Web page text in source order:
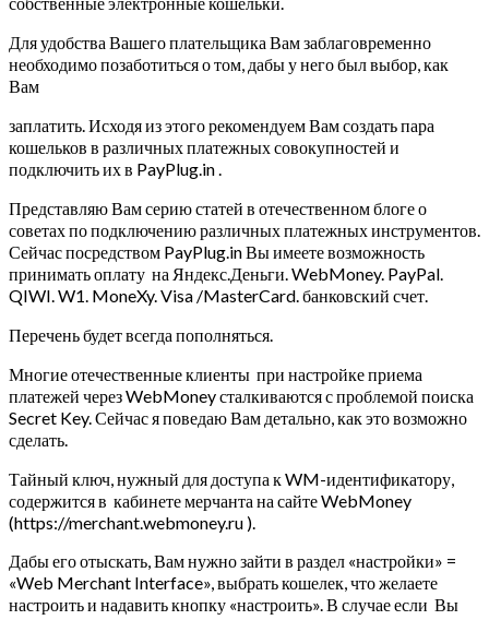
Для удобства Вашего плательщика Вам заблаговременно
необходимо позаботиться о том, дабы у него был выбор, как
Вам
заплатить. Исходя из этого рекомендуем Вам создать пара
кошельков в различных платежных совокупностей и
подключить их в PayPlug.in .
Представляю Вам серию статей в отечественном блоге о
советах по подключению различных платежных инструментов.
Сейчас посредством PayPlug.in Вы имеете возможность
принимать оплату на Яндекс.Деньги. WebMoney. PayPal.
QIWI. W1. MoneXy. Visa /MasterCard. банковский счет.
Перечень будет всегда пополняться.
Многие отечественные клиенты при настройке приема
платежей через WebMoney сталкиваются с проблемой поиска
Secret Key. Сейчас я поведаю Вам детально, как это возможно
сделать.
Тайный ключ, нужный для доступа к WM-идентификатору,
содержится в кабинете мерчанта на сайте WebMoney
(https://merchant.webmoney.ru ).
Дабы его отыскать, Вам нужно зайти в раздел «настройки» =
«Web Merchant Interface», выбрать кошелек, что желаете
настроить и надавить кнопку «настроить». В случае если Вы